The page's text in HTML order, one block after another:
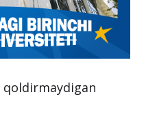
qoldirmaydigan